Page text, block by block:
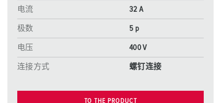
电流 32 A
极数 5 p
电压 400 V
连接方式 螺钉连接
TO THE PRODUCT